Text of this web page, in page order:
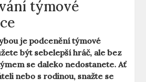
týmové
je podcenění týmové
být sebelepší hráč, ale bez
se daleko nedostanete. Ať
nebo s rodinou, snažte se